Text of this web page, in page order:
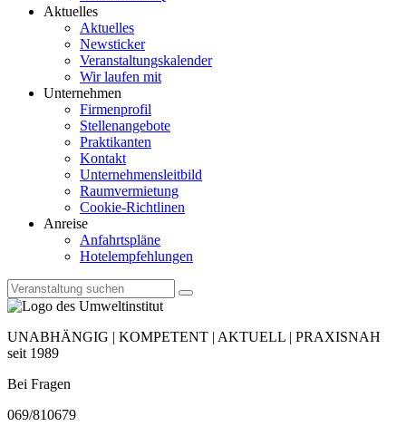
Aktuelles
Aktuelles
Newsticker
Veranstaltungskalender
Wir laufen mit
Unternehmen
Firmenprofil
Stellenangebote
Praktikanten
Kontakt
Unternehmensleitbild
Raumvermietung
Cookie-Richtlinen
Anreise
Anfahrtspläne
Hotelempfehlungen
UNABHÄNGIG | KOMPETENT | AKTUELL | PRAXISNAH
seit 1989
Bei Fragen
069/810679